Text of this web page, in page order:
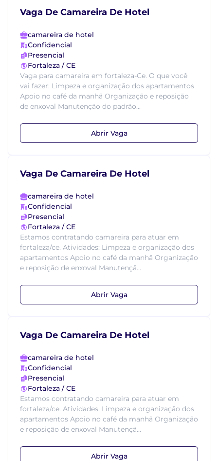
Vaga De Camareira De Hotel
camareira de hotel
Confidencial
Presencial
Fortaleza / CE
Vaga para camareira em fortaleza-Ce. O que você
vai fazer: Limpeza e organização dos apartamentos
Apoio no café da manhã Organização e reposição
de enxoval Manutenção do padrão...
Abrir Vaga
Vaga De Camareira De Hotel
camareira de hotel
Confidencial
Presencial
Fortaleza / CE
Estamos contratando camareira para atuar em
fortaleza/ce. Atividades: Limpeza e organização dos
apartamentos Apoio no café da manhã Organização
e reposição de enxoval Manutençã...
Abrir Vaga
Vaga De Camareira De Hotel
camareira de hotel
Confidencial
Presencial
Fortaleza / CE
Estamos contratando camareira para atuar em
fortaleza/ce. Atividades: Limpeza e organização dos
apartamentos Apoio no café da manhã Organização
e reposição de enxoval Manutençã...
Abrir Vaga